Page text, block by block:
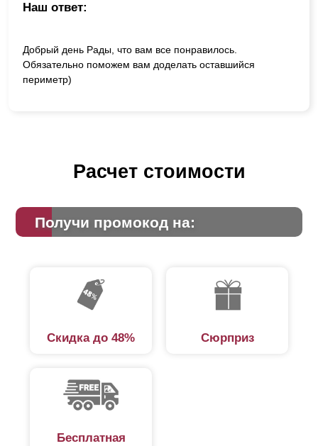
Наш ответ:
Добрый день Рады, что вам все понравилось.
Обязательно поможем вам доделать оставшийся
периметр)
Расчет стоимости
Получи промокод на:
Скидка до 48% Сюрприз
Бесплатная